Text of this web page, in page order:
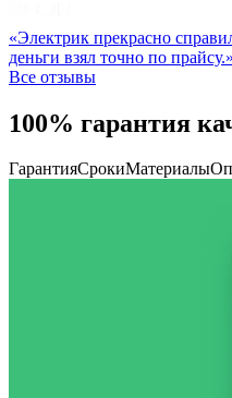
«Электрик прекрасно
деньги взял точно по прайсу.»
Все отзывы
100% гарантия
ГарантияСрокиМатериалы